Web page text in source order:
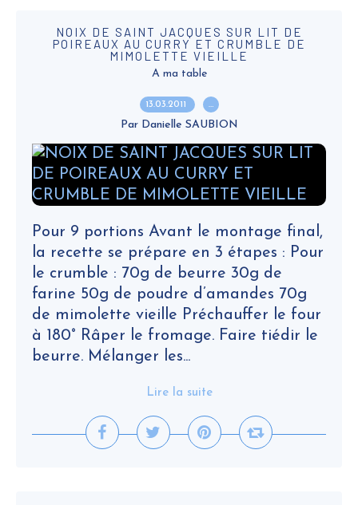
NOIX DE SAINT JACQUES SUR LIT DE
POIREAUX AU CURRY ET CRUMBLE DE
MIMOLETTE VIEILLE
A ma table
13.03.2011 …
Par Danielle SAUBION
Pour 9 portions Avant le montage final,
la recette se prépare en 3 étapes : Pour
le crumble : 70g de beurre 30g de
farine 50g de poudre d’amandes 70g
de mimolette vieille Préchauffer le four
à 180° Râper le fromage. Faire tiédir le
beurre. Mélanger les...
Lire la suite